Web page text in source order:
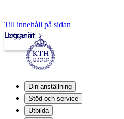
Till innehåll på sidan
Intranät
Logga in
Din anställning
Stöd och service
Utbilda